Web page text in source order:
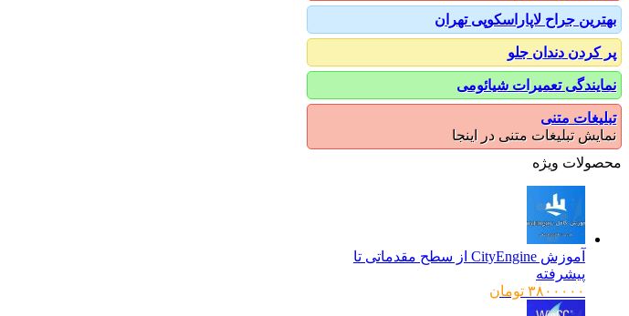
بهترین جراح لاپاراسکوپی تهران
پر کردن دندان جلو
نمایندگی تعمیرات شیائومی
تبلیغات متنی
نمایش تبلیغات متنی در اینجا
محصولات ویژه
آموزش CityEngine از سطح مقدماتی تا
پیشرفته
۳۸۰۰۰۰۰ تومان